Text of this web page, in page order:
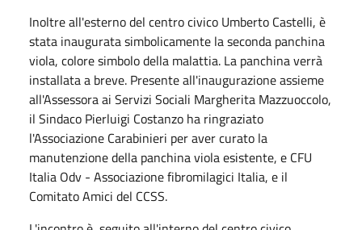
Inoltre all'esterno del centro civico Umberto Castelli, è
stata inaugurata simbolicamente la seconda panchina
viola, colore simbolo della malattia. La panchina verrà
installata a breve. Presente all'inaugurazione assieme
all'Assessora ai Servizi Sociali Margherita Mazzuoccolo,
il Sindaco Pierluigi Costanzo ha ringraziato
l'Associazione Carabinieri per aver curato la
manutenzione della panchina viola esistente, e CFU
Italia Odv - Associazione fibromilagici Italia, e il
Comitato Amici del CCSS.